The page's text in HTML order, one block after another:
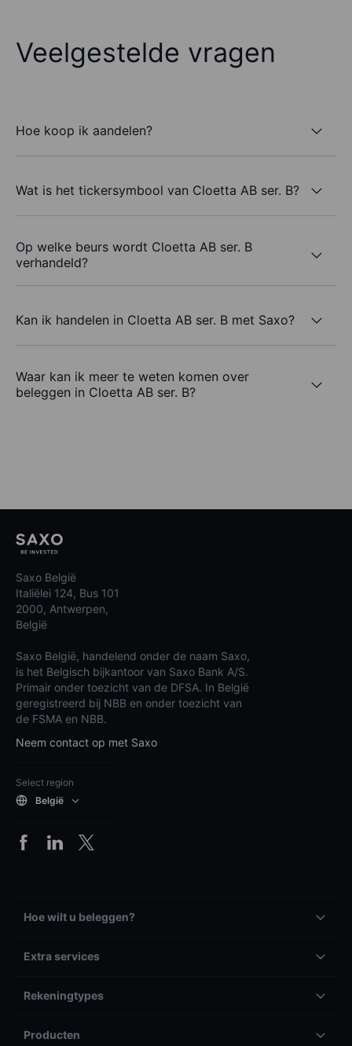
Veelgestelde vragen
Hoe koop ik aandelen?
Wat is het tickersymbool van Cloetta AB ser. B?
Op welke beurs wordt Cloetta AB ser. B
verhandeld?
Kan ik handelen in Cloetta AB ser. B met Saxo?
Waar kan ik meer te weten komen over
beleggen in Cloetta AB ser. B?
Saxo België
Italiëlei 124, Bus 101
2000, Antwerpen,
België
Saxo België, handelend onder de naam Saxo,
is het Belgisch bijkantoor van Saxo Bank A/S.
Primair onder toezicht van de DFSA. In België
geregistreerd bij NBB en onder toezicht van
de FSMA en NBB.
Neem contact op met Saxo
Select region
België
Hoe wilt u beleggen?
Extra services
Rekeningtypes
Producten